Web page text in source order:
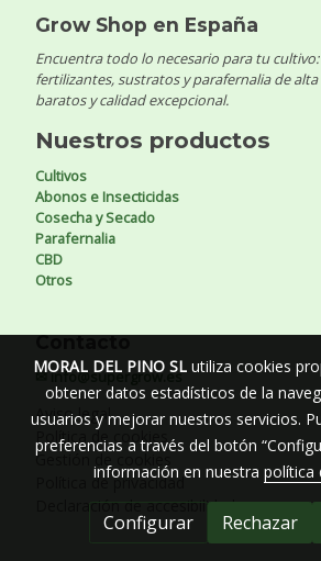
Grow Shop en España
Encuentra todo lo necesario para tu cultivo:
fertilizantes, sustratos y parafernalia de alta
baratos y calidad excepcional.
Nuestros productos
Cultivos
Abonos e Insecticidas
Cosecha y Secado
Parafernalia
CBD
Otros
Contacto
✉ info@supergrow.es
Aviso legal
Política de cookies
Gestión de cookies
Política de privacidad
Declaración de accesibilidad
MORAL DEL PINO SLutiliza cookies
obtener datos estadísticos de la
usuarios y mejorar nuestros servicios.
preferencias a través del botón
información en nuestra política
Configurar Rechazar